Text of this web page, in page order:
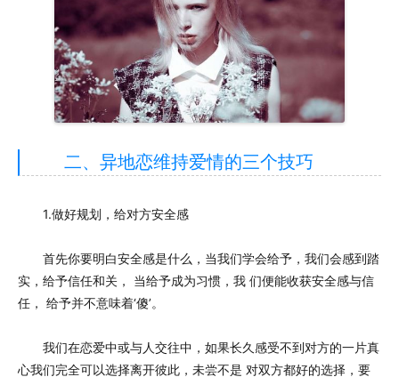
二、异地恋维持爱情的三个技巧
1.做好规划，给对方安全感
首先你要明白安全感是什么，当我们学会给予，我们会感到踏
实，给予信任和关， 当给予成为习惯，我 们便能收获安全感与信
任， 给予并不意味着‘傻’。
我们在恋爱中或与人交往中，如果长久感受不到对方的一片真
心我们完全可以选择离开彼此，未尝不是 对双方都好的选择，要